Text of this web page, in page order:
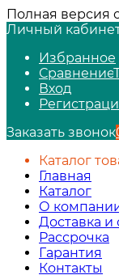
Полная версия
Личный
Избранное
Сравнение
Вход
Заказать звонок
Каталог
Главная
Каталог
О
Доставка и
Рассрочка
Гарантия
Контакты